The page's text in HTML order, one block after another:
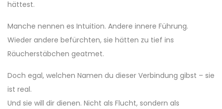
hättest.
Manche nennen es Intuition. Andere innere Führung.
Wieder andere befürchten, sie hätten zu tief ins
Räucherstäbchen geatmet.
Doch egal, welchen Namen du dieser Verbindung gibst – sie
ist real.
Und sie will dir dienen. Nicht als Flucht, sondern als